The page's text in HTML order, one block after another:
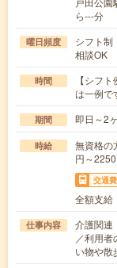
ら---分
曜日頻度
シフト制
相談OK
時間
【シフ
は一例
期間 即日～2
時給
無資格の
円～
交通費
全額支給
仕事内容
介護関連
／利用
い物や